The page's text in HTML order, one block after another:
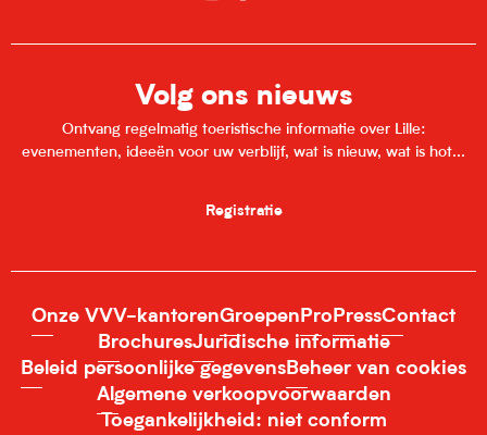
Volg ons nieuws
Ontvang regelmatig toeristische informatie over Lille:
evenementen, ideeën voor uw verblijf, wat is nieuw, wat is hot...
Registratie
Onze VVV-kantorenGroepen Pro PressContact
BrochuresJuridische informatie
Beleid persoonlijke gegevensBeheer van cookies
Algemene verkoopvoorwaarden
Toegankelijkheid: niet conform